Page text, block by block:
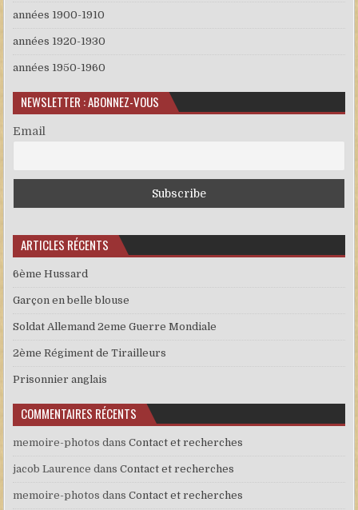
années 1900-1910
années 1920-1930
années 1950-1960
NEWSLETTER : ABONNEZ-VOUS
Email
ARTICLES RÉCENTS
6ème Hussard
Garçon en belle blouse
Soldat Allemand 2eme Guerre Mondiale
2ème Régiment de Tirailleurs
Prisonnier anglais
COMMENTAIRES RÉCENTS
memoire-photos dansContact et recherches
jacob Laurence dansContact et recherches
memoire-photos dansContact et recherches